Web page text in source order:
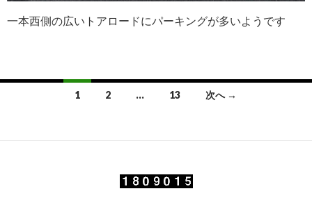
一本西側の広いトアロードにパーキングが多いようです
稿
1 2 … 13 次へ →